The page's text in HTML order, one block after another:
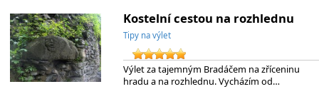
Kostelní cestou na rozhlednu
Tipy na výlet
Výlet za tajemným Bradáčem na zříceninu
hradu a na rozhlednu. Vycházím od…